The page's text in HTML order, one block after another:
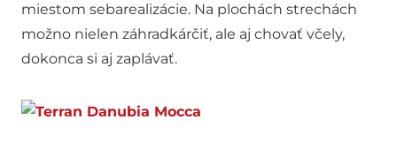
miestom sebarealizácie. Na plochách strechách
možno nielen záhradkárčiť, ale aj chovať včely,
dokonca si aj zaplávať.